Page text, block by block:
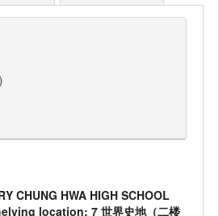
CHUNG HWA HIGH SCHOOL
location: 7 世界史地（二楼